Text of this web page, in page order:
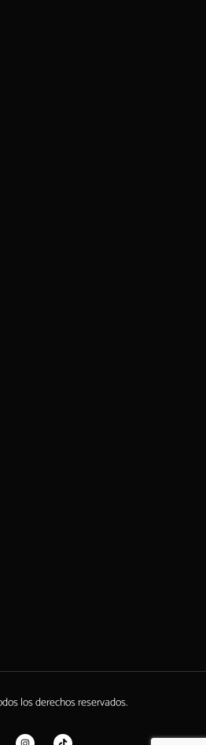
los derechos reservados.